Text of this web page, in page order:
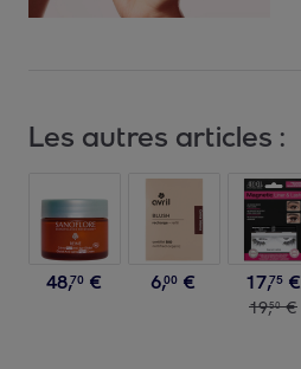
Les autres articles :
48,70 € 6,00 € 17,75 €
19,50 €